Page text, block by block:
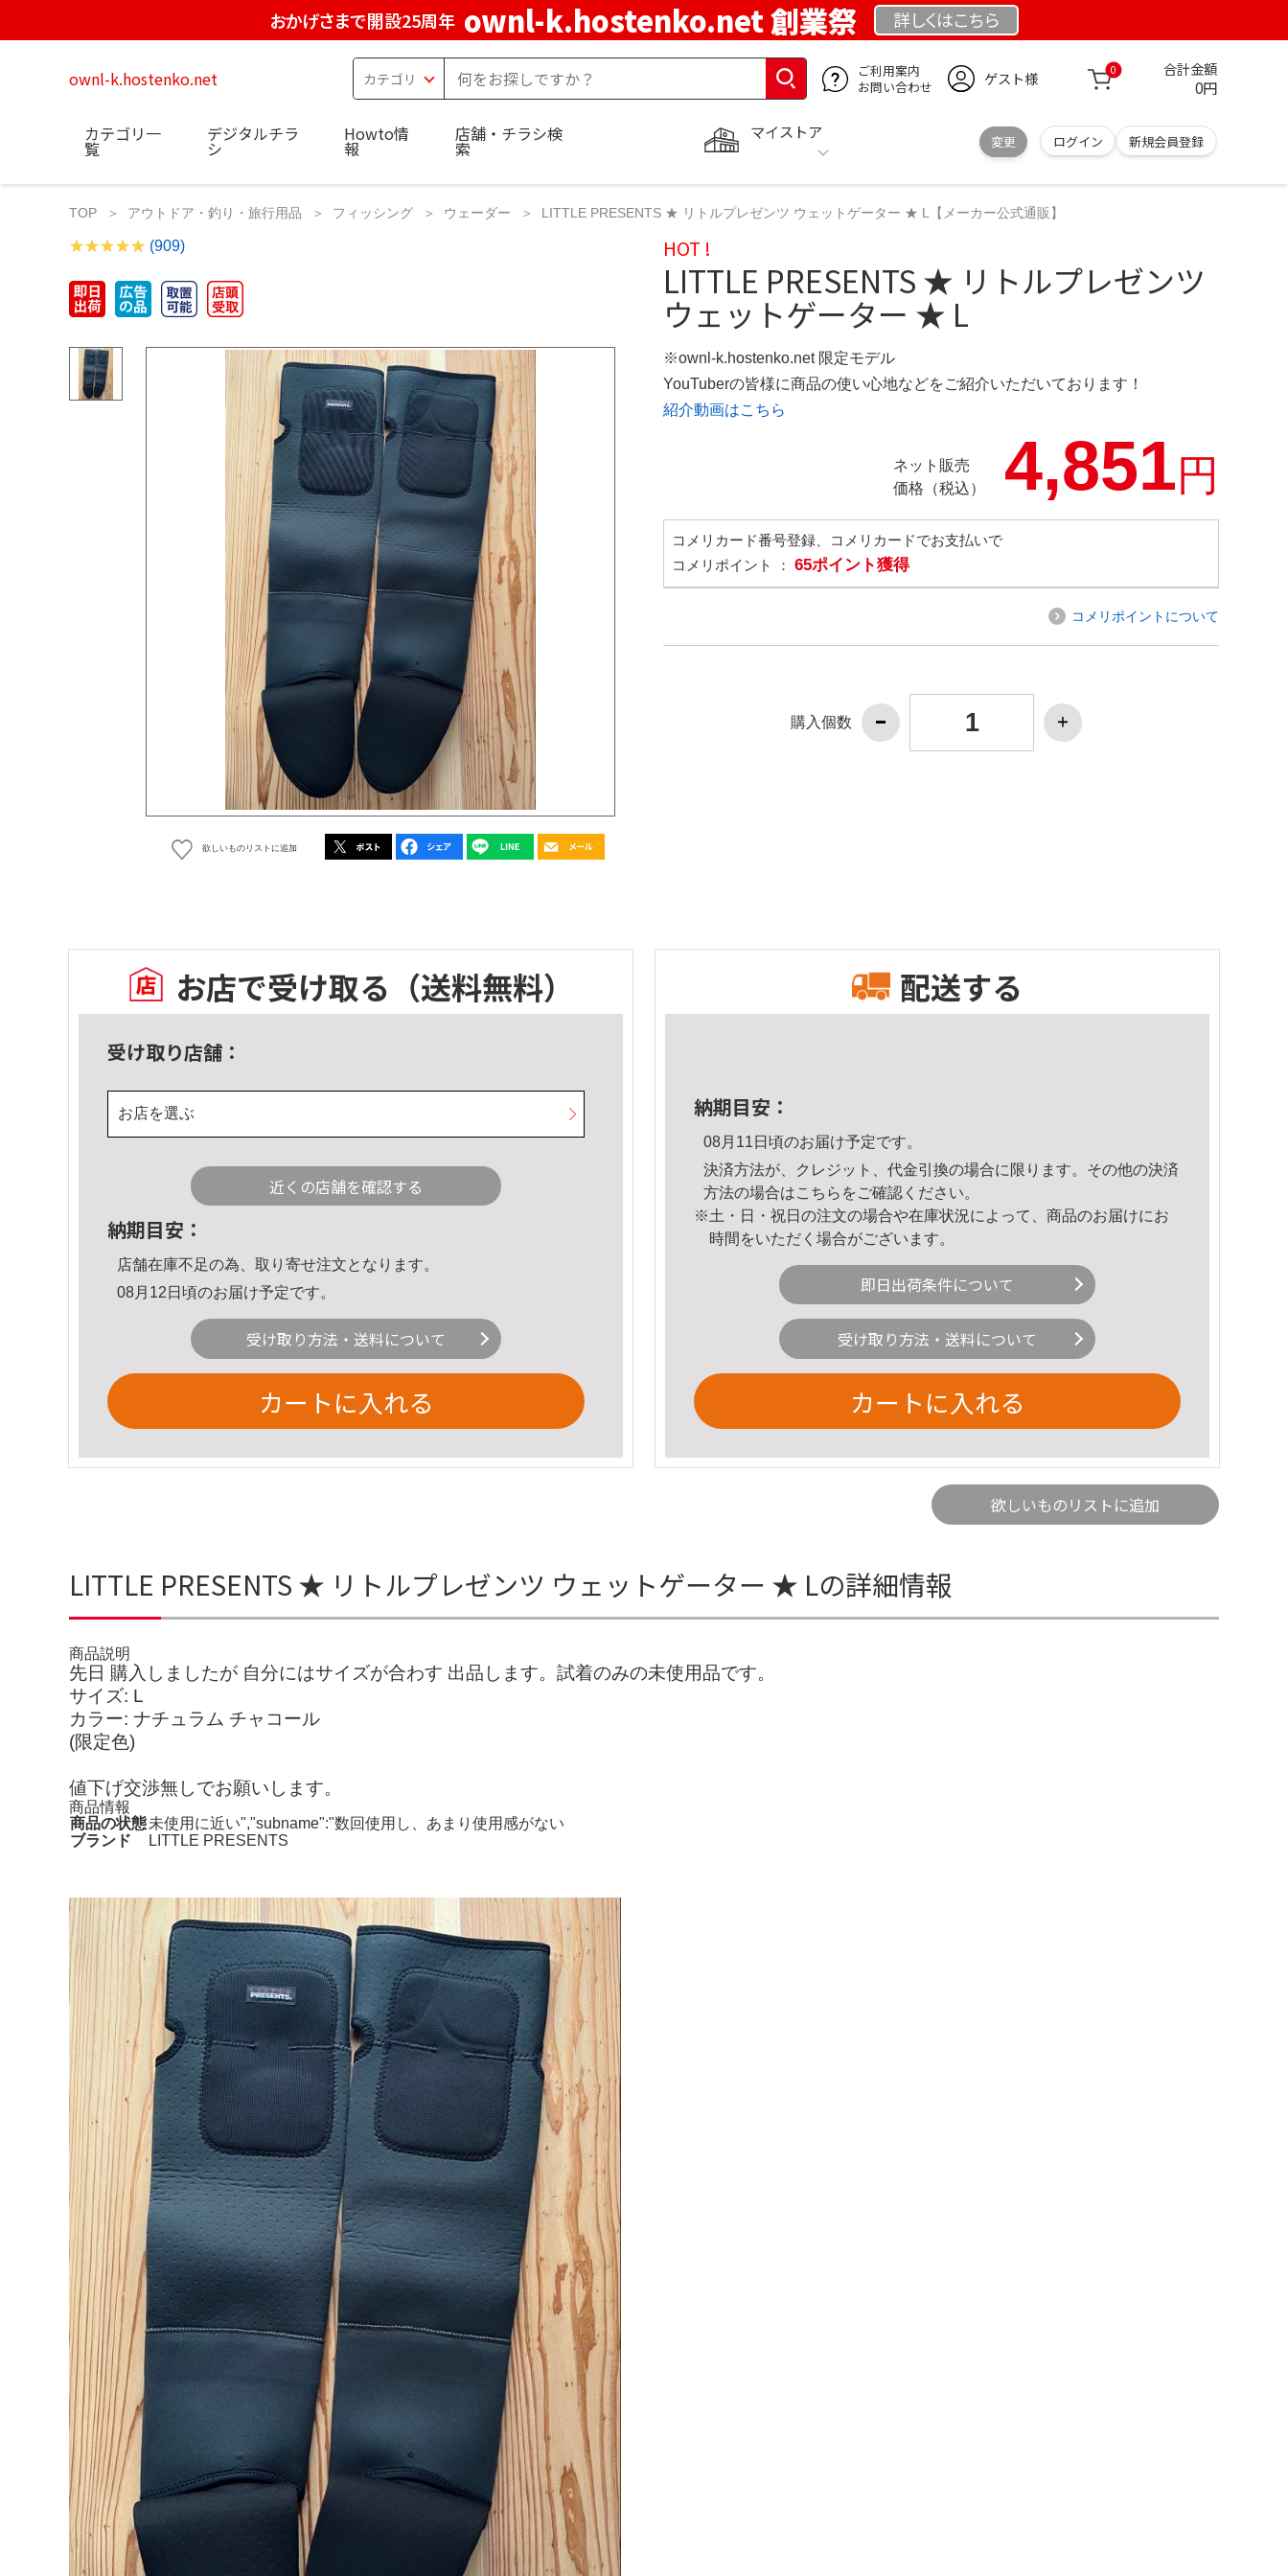
おかげさまで開設25周年 ownl-k.hostenko.net 創業祭 詳しくはこちら
ownl-k.hostenko.net
ご利用案内
お問い合わせ
ゲスト様 0 合計金額
0円
マイストア
変更 ログイン 新規会員登録
カテゴリ一
覧
デジタルチラ
シ
Howto情
報
店舗・チラシ検
索
TOP アウトドア・釣り・旅行用品 フィッシング ウェーダー LITTLE PRESENTS ★ リトルプレゼンツ ウェットゲーター ★ L【メーカー公式通販】
(909)
欲しいものリストに追加
HOT !
LITTLE PRESENTS ★ リトルプレゼンツ
ウェットゲーター ★ L
※ownl-k.hostenko.net 限定モデル
YouTuberの皆様に商品の使い心地などをご紹介いただいております！
紹介動画はこちら
ネット販売
価格（税込）
4,851円
コメリカード番号登録、コメリカードでお支払いで
コメリポイント ： 65ポイント獲得
コメリポイントについて
購入個数
お店で受け取る （送料無料）
受け取り店舗：
お店を選ぶ
近くの店舗を確認する
納期目安：
店舗在庫不足の為、取り寄せ注文となります。
08月12日頃のお届け予定です。
受け取り方法・送料について
カートに入れる
配送する
納期目安：
08月11日頃のお届け予定です。
決済方法が、クレジット、代金引換の場合に限ります。その他の決済
方法の場合はこちら をご確認ください。
※土・日・祝日の注文の場合や在庫状況によって、商品のお届けにお
時間をいただく場合がございます。
即日出荷条件について
受け取り方法・送料について
カートに入れる
欲しいものリストに追加
LITTLE PRESENTS ★ リトルプレゼンツ ウェットゲーター ★ Lの詳細情報
商品説明
先日 購入しましたが 自分にはサイズが合わす 出品します。試着のみの未使用品です。
サイズ: L
カラー: ナチュラム チャコール
(限定色)
値下げ交渉無しでお願いします。
商品情報
商品の状態未使用に近い","subname":"数回使用し、あまり使用感がない
ブランド
LITTLE PRESENTS